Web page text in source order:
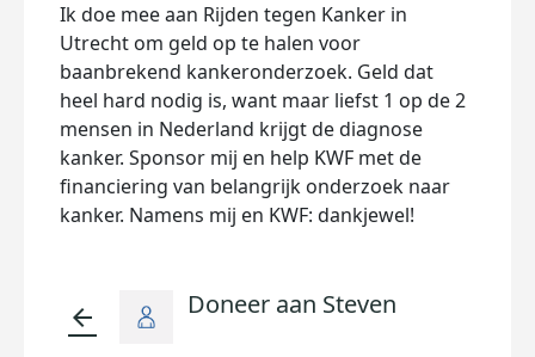
Ik doe mee aan Rijden tegen Kanker in
Utrecht om geld op te halen voor
baanbrekend kankeronderzoek. Geld dat
heel hard nodig is, want maar liefst 1 op de 2
mensen in Nederland krijgt de diagnose
kanker. Sponsor mij en help KWF met de
financiering van belangrijk onderzoek naar
kanker. Namens mij en KWF: dankjewel!
arrow_back Doneer aan Steven